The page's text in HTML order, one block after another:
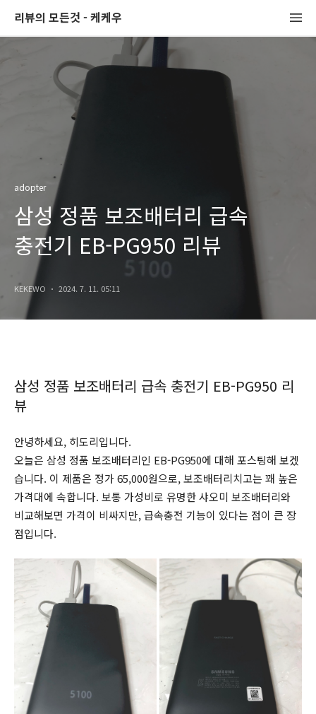
리뷰의 모든것 - 케케우
adopter
삼성 정품 보조배터리 급속
충전기 EB-PG950 리뷰
KEKEWO 2024. 7. 11. 05:11
삼성 정품 보조배터리 급속 충전기 EB-PG950 리
뷰
안녕하세요, 히도리입니다.
오늘은 삼성 정품 보조배터리인 EB-PG950에 대해 포스팅해 보겠
습니다. 이 제품은 정가 65,000원으로, 보조배터리치고는 꽤 높은
가격대에 속합니다. 보통 가성비로 유명한 샤오미 보조배터리와
비교해보면 가격이 비싸지만, 급속충전 기능이 있다는 점이 큰 장
점입니다.